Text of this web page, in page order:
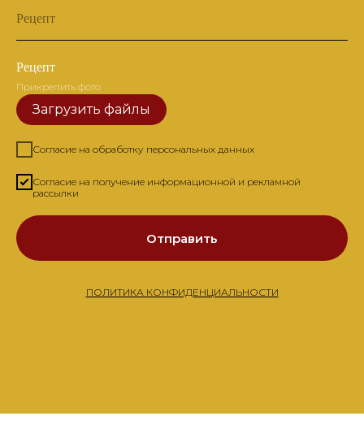
Рецепт
Рецепт
Прикрепить фото
Загрузить файлы
Согласие на обработку персональных данных
Согласие на получение информационной и рекламной
рассылки
Отправить
ПОЛИТИКА КОНФИДЕНЦИАЛЬНОСТИ